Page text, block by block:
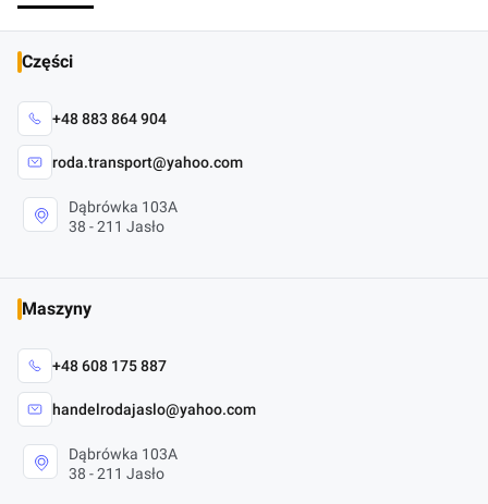
Części
+48 883 864 904
roda.transport@yahoo.com
Dąbrówka 103A
38 - 211 Jasło
Maszyny
+48 608 175 887
handelrodajaslo@yahoo.com
Dąbrówka 103A
38 - 211 Jasło